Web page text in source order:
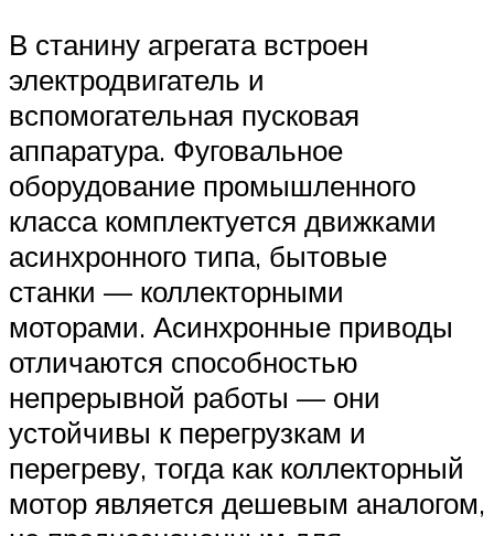
В станину агрегата встроен
электродвигатель и
вспомогательная пусковая
аппаратура. Фуговальное
оборудование промышленного
класса комплектуется движками
асинхронного типа, бытовые
станки — коллекторными
моторами. Асинхронные приводы
отличаются способностью
непрерывной работы — они
устойчивы к перегрузкам и
перегреву, тогда как коллекторный
мотор является дешевым аналогом,